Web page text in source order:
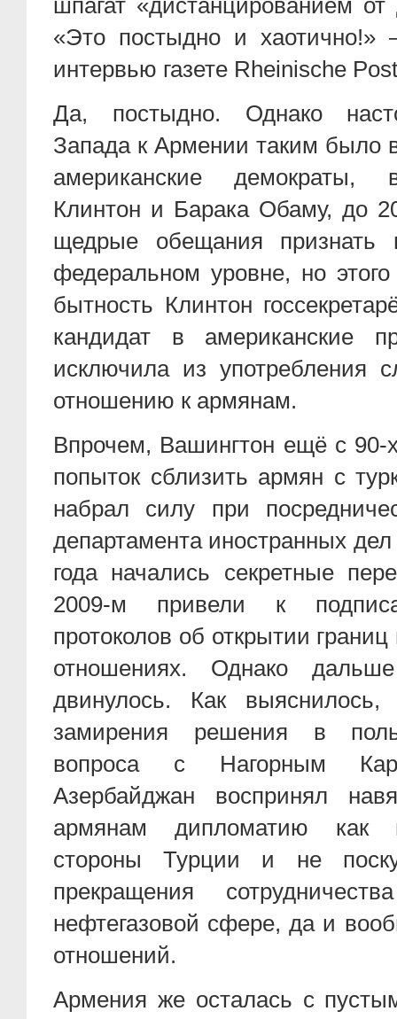
шпагат «дистанцированием от
«Это постыдно и хаотично!»
интервью газете Rheinische
Да, постыдно. Однако
Запада к Армении таким было
американские демократы,
Клинтон и Барака Обаму, до
щедрые обещания признать
федеральном уровне, но
бытность Клинтон
кандидат в американские
исключила из употребления
отношению к армянам.
Впрочем, Вашингтон ещё с 90-
попыток сблизить армян с
набрал силу при
департамента иностранных
года начались секретные
2009-м привели к
протоколов об открытии
отношениях. Однако
двинулось. Как
замирения решения в
вопроса с Нагорным
Азербайджан воспринял
армянам дипломатию как
стороны Турции и не
прекращения
нефтегазовой сфере, да и
отношений.
Армения же осталась с